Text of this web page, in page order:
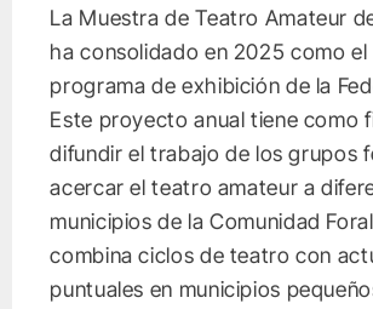
La Muestra de Teatro Amateur
ha consolidado en 2025 como el
programa de exhibición de la
Este proyecto anual tiene como
difundir el trabajo de los grupos
acercar el teatro amateur a
municipios de la Comunidad
combina ciclos de teatro con
puntuales en municipios